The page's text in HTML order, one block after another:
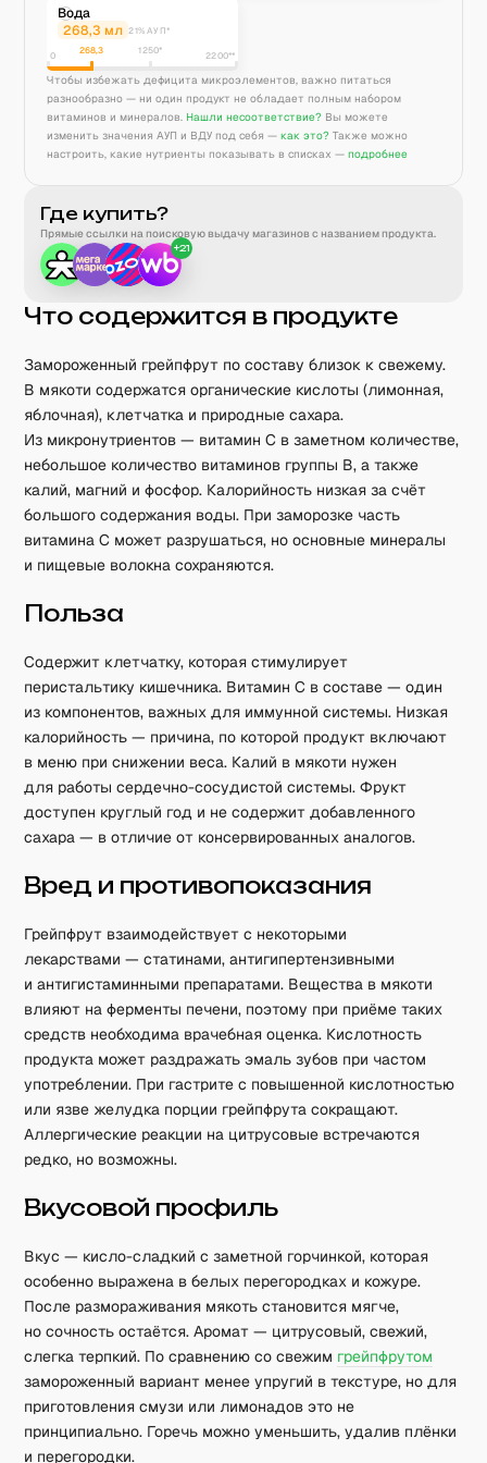
Вода
268,3 мл 21% АУП*
0 268,3 1250* 2200**
Чтобы избежать дефицита микроэлементов, важно питаться
разнообразно — ни один продукт не обладает полным набором
витаминов и минералов. Нашли несоответствие? Вы можете
изменить значения АУП и ВДУ под себя — как это? Также можно
настроить, какие нутриенты показывать в списках — подробнее
Где купить?
Прямые ссылки на поисковую выдачу магазинов с названием продукта.
+21
Что содержится в продукте
Замороженный грейпфрут по составу близок к свежему.
В мякоти содержатся органические кислоты (лимонная,
яблочная), клетчатка и природные сахара.
Из микронутриентов — витамин C в заметном количестве,
небольшое количество витаминов группы B, а также
калий, магний и фосфор. Калорийность низкая за счёт
большого содержания воды. При заморозке часть
витамина C может разрушаться, но основные минералы
и пищевые волокна сохраняются.
Польза
Содержит клетчатку, которая стимулирует
перистальтику кишечника. Витамин C в составе — один
из компонентов, важных для иммунной системы. Низкая
калорийность — причина, по которой продукт включают
в меню при снижении веса. Калий в мякоти нужен
для работы сердечно-сосудистой системы. Фрукт
доступен круглый год и не содержит добавленного
сахара — в отличие от консервированных аналогов.
Вред и противопоказания
Грейпфрут взаимодействует с некоторыми
лекарствами — статинами, антигипертензивными
и антигистаминными препаратами. Вещества в мякоти
влияют на ферменты печени, поэтому при приёме таких
средств необходима врачебная оценка. Кислотность
продукта может раздражать эмаль зубов при частом
употреблении. При гастрите с повышенной кислотностью
или язве желудка порции грейпфрута сокращают.
Аллергические реакции на цитрусовые встречаются
редко, но возможны.
Вкусовой профиль
Вкус — кисло-сладкий с заметной горчинкой, которая
особенно выражена в белых перегородках и кожуре.
После размораживания мякоть становится мягче,
но сочность остаётся. Аромат — цитрусовый, свежий,
слегка терпкий. По сравнению со свежим грейпфрутом
замороженный вариант менее упругий в текстуре, но для
приготовления смузи или лимонадов это не
принципиально. Горечь можно уменьшить, удалив плёнки
и перегородки.